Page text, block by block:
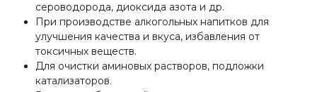
сероводорода, диоксида азота и др.
При производстве алкогольных напитков для
улучшения качества и вкуса, избавления от
токсичных веществ.
Для очистки аминовых растворов, подложки
катализаторов.